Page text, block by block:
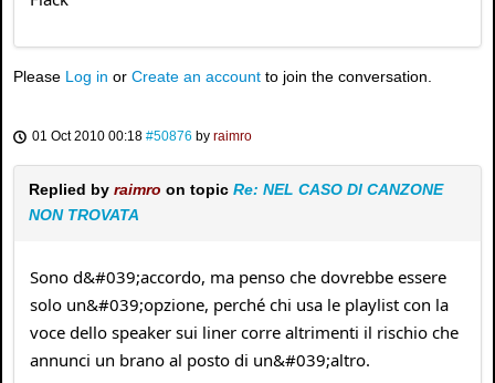
Please Log in or Create an account to join the conversation.
01 Oct 2010 00:18 #50876 by raimro
Replied by raimro on topic Re: NEL CASO DI CANZONE
NON TROVATA
Sono d&#039;accordo, ma penso che dovrebbe essere
solo un&#039;opzione, perché chi usa le playlist con la
voce dello speaker sui liner corre altrimenti il rischio che
annunci un brano al posto di un&#039;altro.